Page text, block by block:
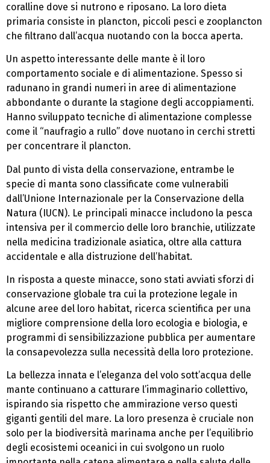
coralline dove si nutrono e riposano. La loro dieta
primaria consiste in plancton, piccoli pesci e zooplancton
che filtrano dall’acqua nuotando con la bocca aperta.
Un aspetto interessante delle mante è il loro
comportamento sociale e di alimentazione. Spesso si
radunano in grandi numeri in aree di alimentazione
abbondante o durante la stagione degli accoppiamenti.
Hanno sviluppato tecniche di alimentazione complesse
come il “naufragio a rullo” dove nuotano in cerchi stretti
per concentrare il plancton.
Dal punto di vista della conservazione, entrambe le
specie di manta sono classificate come vulnerabili
dall’Unione Internazionale per la Conservazione della
Natura (IUCN). Le principali minacce includono la pesca
intensiva per il commercio delle loro branchie, utilizzate
nella medicina tradizionale asiatica, oltre alla cattura
accidentale e alla distruzione dell’habitat.
In risposta a queste minacce, sono stati avviati sforzi di
conservazione globale tra cui la protezione legale in
alcune aree del loro habitat, ricerca scientifica per una
migliore comprensione della loro ecologia e biologia, e
programmi di sensibilizzazione pubblica per aumentare
la consapevolezza sulla necessità della loro protezione.
La bellezza innata e l’eleganza del volo sott’acqua delle
mante continuano a catturare l’immaginario collettivo,
ispirando sia rispetto che ammirazione verso questi
giganti gentili del mare. La loro presenza è cruciale non
solo per la biodiversità marinama anche per l’equilibrio
degli ecosistemi oceanici in cui svolgono un ruolo